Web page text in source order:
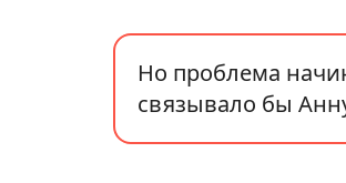
Но проблема
связывало бы